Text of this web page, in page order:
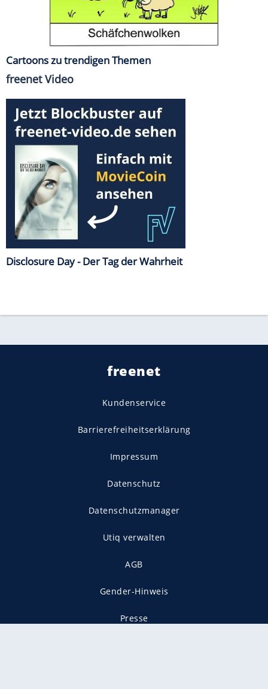
Cartoons zu trendigen Themen
freenet Video
Disclosure Day - Der Tag der Wahrheit
freenet
Kundenservice
Barrierefreiheitserklärung
Impressum
Datenschutz
Datenschutzmanager
Utiq verwalten
AGB
Gender-Hinweis
Presse